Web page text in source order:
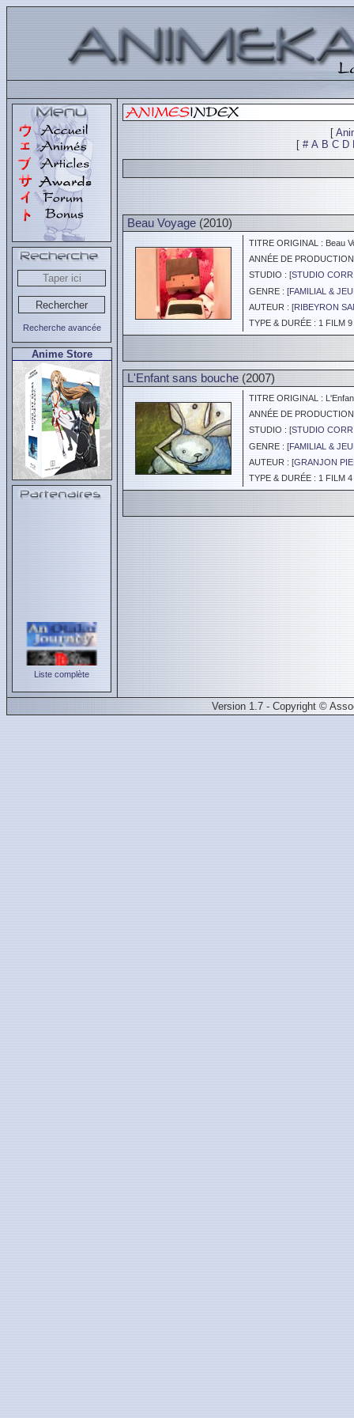
Recherche avancée
Anime Store
Liste complète
[
[ # A B C D
Beau Voyage (2010)
TITRE ORIGINAL : Beau
ANNÉE DE
STUDIO : [STUDIO
GENRE : [FAMILIAL &
AUTEUR : [RIBEYRON
TYPE & DURÉE : 1 FILM
L'Enfant sans bouche (2007)
TITRE ORIGINAL :
ANNÉE DE
STUDIO : [STUDIO
GENRE : [FAMILIAL &
AUTEUR : [GRANJON
TYPE & DURÉE : 1 FILM
Version 1.7 - Copyright ©